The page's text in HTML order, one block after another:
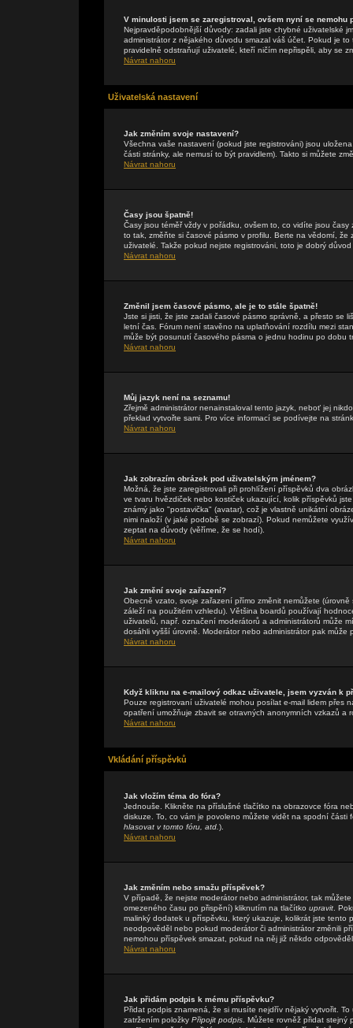
V minulosti jsem se zaregistroval, ovšem nyní se nemohu
Nejpravděpodobnější důvody: zadali jste chybné uživatelské
administrátor z nějakého důvodu smazal váš účet. Pokud je
pravidelně odstraňují uživatelé, kteří ničím nepřispěli, aby se
Návrat nahoru
Uživatelská nastavení
Jak změním svoje nastavení?
Všechna vaše nastavení (pokud jste registrováni) jsou
části stránky, ale nemusí to být pravidlem). Takto si můžete
Návrat nahoru
Časy jsou špatně!
Časy jsou téměř vždy v pořádku, ovšem to, co vidíte jsou
to tak, změňte si časové pásmo v profilu. Berte na vědomí,
uživatelé. Takže pokud nejste registrováni, toto je dobrý
Návrat nahoru
Změnil jsem časové pásmo, ale je to stále špatně!
Jste si jisti, že jste zadali časové pásmo správně, a přesto
letní čas. Fórum není stavěno na uplatňování rozdílu mezi
může být posunutí časového pásma o jednu hodinu po dobu
Návrat nahoru
Můj jazyk není na seznamu!
Zřejmě administrátor nenainstaloval tento jazyk, neboť jej
překlad vytvořte sami. Pro více informací se podívejte na
Návrat nahoru
Jak zobrazím obrázek pod uživatelským jménem?
Možná, že jste zaregistrovali při prohlížení příspěvků dva
ve tvaru hvězdiček nebo kostiček ukazující, kolik příspěvků
známý jako "postavička" (avatar), což je vlastně unikátní
nimi naloží (v jaké podobě se zobrazí). Pokud nemůžete
zeptat na důvody (věříme, že se hodí).
Návrat nahoru
Jak změní svoje zařazení?
Obecně vzato, svoje zařazení přímo změnit nemůžete
záleží na použitém vzhledu). Většina boardů používají
uživatelů, např. označení moderátorů a administrátorů může
dosáhli vyšší úrovně. Moderátor nebo administrátor pak může
Návrat nahoru
Když kliknu na e-mailový odkaz uživatele, jsem vyzván k
Pouze registrovaní uživatelé mohou posílat e-mail lidem přes
opatření umožňuje zbavit se otravných anonymních vzkazů a
Návrat nahoru
Vkládání příspěvků
Jak vložím téma do fóra?
Jednouše. Klikněte na příslušné tlačítko na obrazovce fóra
diskuze. To, co vám je povoleno můžete vidět na spodní části
hlasovat v tomto fóru, atd. ).
Návrat nahoru
Jak změním nebo smažu příspěvek?
V případě, že nejste moderátor nebo administrátor, tak
omezeného času po přispění) kliknutím na tlačítko upravit .
malinký dodatek u příspěvku, který ukazuje, kolikrát jste
neodpověděl nebo pokud moderátor či administrátor změnili
nemohou příspěvek smazat, pokud na něj již někdo
Návrat nahoru
Jak přidám podpis k mému příspěvku?
Přidat podpis znamená, že si musíte nejdřív nějaký vytvořit.
zatržením položky Připojit podpis . Můžete rovněž přidat